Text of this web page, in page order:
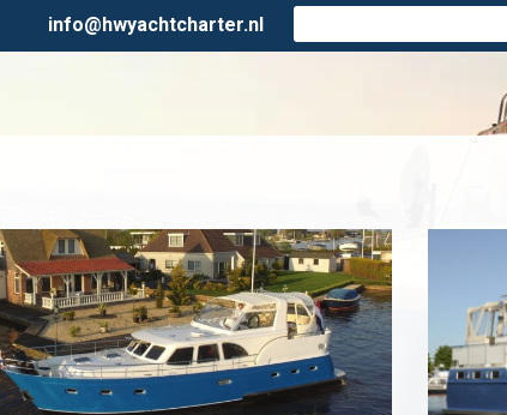
info@hwyachtcharter.nl
Personen